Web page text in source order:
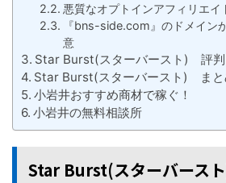
悪質なオプトインアフィリエイ
『bns-side.com』のドメイン
意
Star Burst(スターバースト) 評判
Star Burst(スターバースト) まと
小岩井おすすめ商材で稼ぐ！
小岩井の無料相談所
Star Burst(スターバース